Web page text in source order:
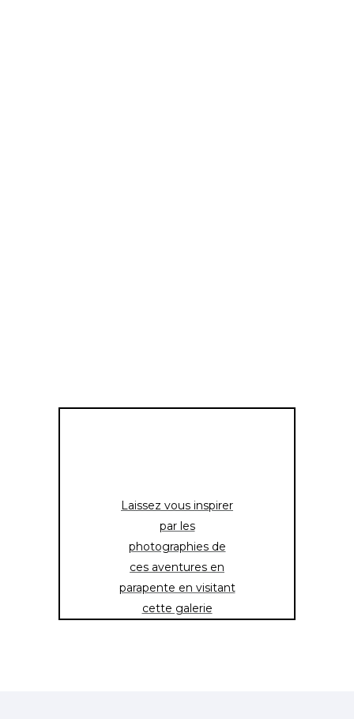
Laissez vous inspirer
par les
photographies de
ces aventures en
parapente en visitant
cette galerie